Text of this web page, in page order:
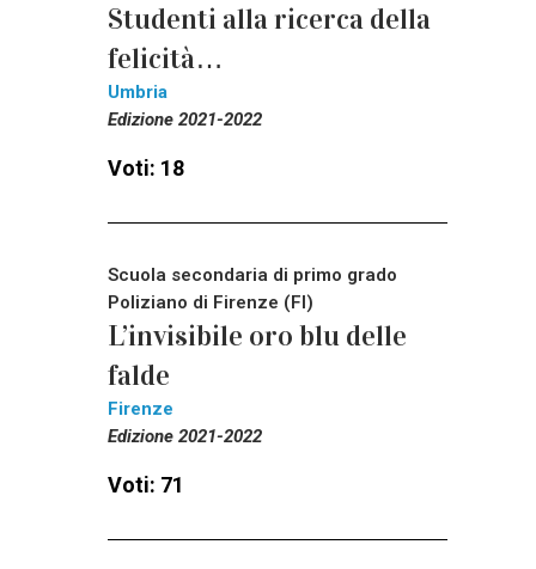
Studenti alla ricerca della
felicità…
Umbria
Edizione 2021-2022
Voti: 18
Scuola secondaria di primo grado
Poliziano di Firenze (FI)
L’invisibile oro blu delle
falde
Firenze
Edizione 2021-2022
Voti: 71